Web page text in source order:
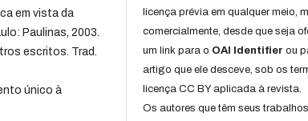
em vista da
Paulinas, 2003.
escritos. Trad.
único à
licença prévia em qualquer meio,
comercialmente, desde que seja
um link para o OAI Identifier ou
artigo que ele desceve, sob os
licença CC BY aplicada à revista.
Os autores que têm seus trabalhos